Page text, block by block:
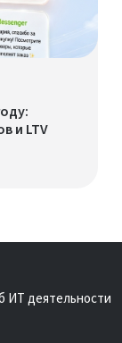
и LTV
ИТ деятельности